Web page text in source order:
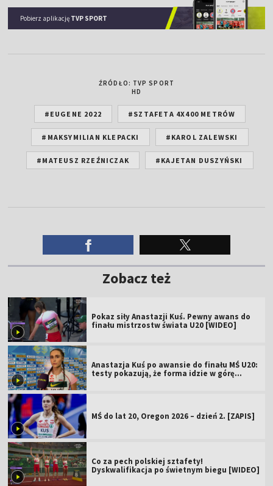
Pobierz aplikację TVP SPORT
ŹRÓDŁO: TVP SPORT
HD
#EUGENE 2022 #SZTAFETA 4X400 METRÓW
#MAKSYMILIAN KLEPACKI #KAROL ZALEWSKI
#MATEUSZ RZEŹNICZAK #KAJETAN DUSZYŃSKI
Zobacz też
Pokaz siły Anastazji Kuś. Pewny awans do
finału mistrzostw świata U20 [WIDEO]
Anastazja Kuś po awansie do finału MŚ U20:
testy pokazują, że forma idzie w górę
MŚ do lat 20, Oregon 2026 – dzień 2. [ZAPIS]
Co za pech polskiej sztafety!
Dyskwalifikacja po świetnym biegu [WIDEO]